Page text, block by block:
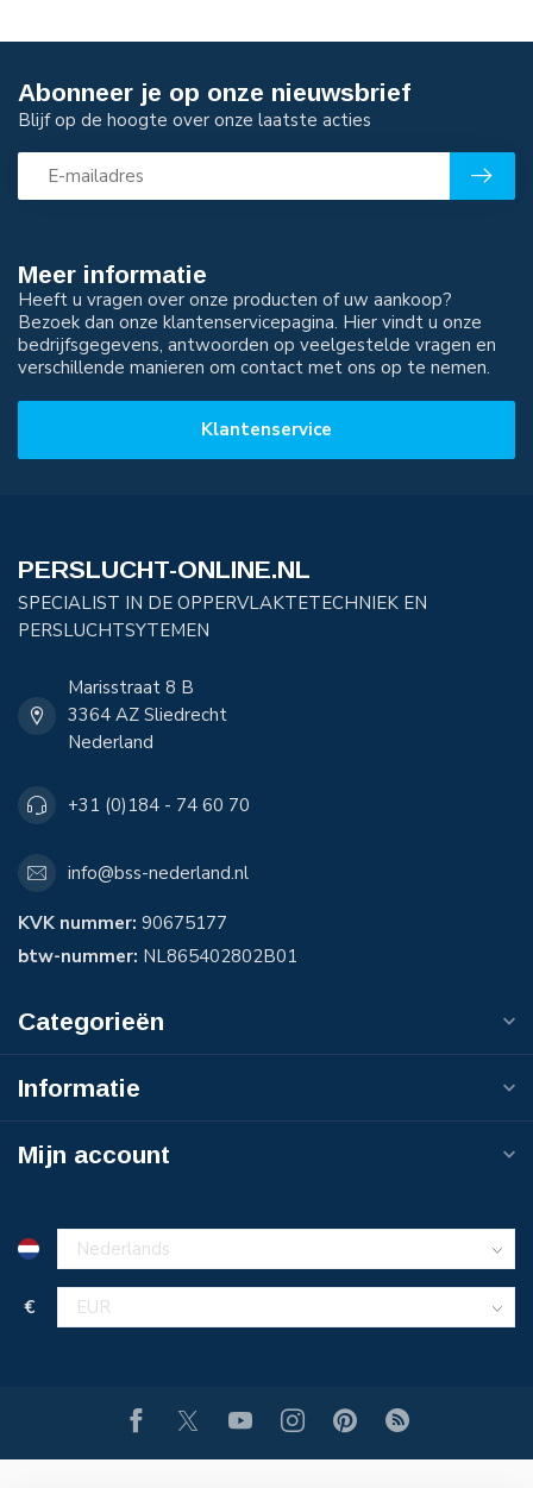
Meer informatie
Heeft u vragen over onze producten of uw aankoop?
Bezoek dan onze klantenservicepagina. Hier vindt u onze
bedrijfsgegevens, antwoorden op veelgestelde vragen en
verschillende manieren om contact met ons op te nemen.
Klantenservice
Abonneer je op onze nieuwsbrief
Blijf op de hoogte over onze laatste acties
PERSLUCHT-ONLINE.NL
SPECIALIST IN DE OPPERVLAKTETECHNIEK EN
PERSLUCHTSYTEMEN
Marisstraat 8 B
3364 AZ Sliedrecht
Nederland
+31 (0)184 - 74 60 70
info@bss-nederland.nl
KVK nummer: 90675177
btw-nummer: NL865402802B01
Categorieën
Informatie
Mijn account
€